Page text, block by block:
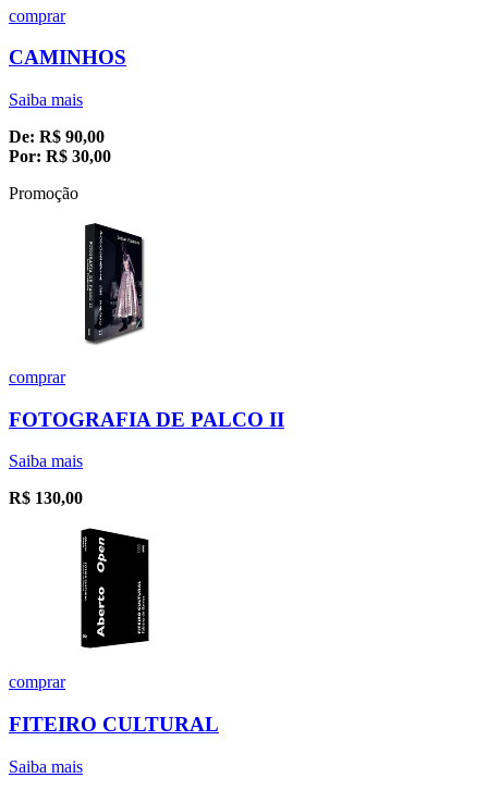
comprar
CAMINHOS
Saiba mais
De: R$ 90,00
Por: R$ 30,00
Promoção
comprar
FOTOGRAFIA DE PALCO II
Saiba mais
R$ 130,00
comprar
FITEIRO CULTURAL
Saiba mais